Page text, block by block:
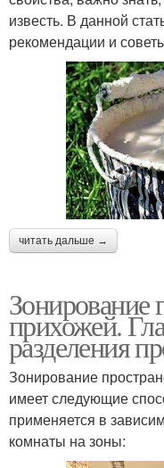
известь. В данной
рекомендации и
читать дальше →
Зонирование
прихожей.
разделения
Зонирование
имеет следующие
применяется в
комнаты на зоны: